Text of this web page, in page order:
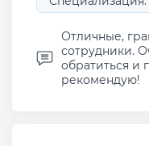
Отличные,
сотрудники.
обратиться и
рекомендую!